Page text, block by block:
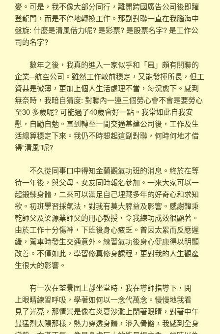
憂。可是，我不像大部分同行，離開跨國廣告公司後即躍
登龍門，而是不停地轉換工作。那副對聯一直在我腦海中
盤旋: 什麼是清風借力呢? 是彩票? 是股票名字? 是工作公
司的名字?
數年之後，我真的進入一家似乎和「風」頗有關聯的
企業─航空公司。雖然工作較前穩定，又能發揮所長，但工
資甚是微薄，更加上個人生活處理不當，每況愈下。感到
無奈時，我暗自猜度: 對聯內一連三個勞心會不會是要勞心
至30 多歲呢? 可能過了40歲會好一點。我常如此自我安
慰，自勵自勉。直到轉至一間交通基建公司後，工作及生
活總算穩定下來。我仍不時想起這副對聯，何時何地才借
得“清風”呢?
不久從同事口中得知金蘭觀氣功班的消息。終於在等
待一年後，與父母、女友同時報名參加。一來大家可以一
起鍛練身體，二來可以滿足自己埋藏多年的好奇心和求知
欲。初班學習採氣法，對我有莫大脾益及影響。感謝韓秉
乾師父及梁源業師父的用心教授，令我練功成效很顯著。
由於工作十分傷神，下班後身心疲乏。曾因太累而反應遲
緩，駕車時發生交通意外。練習氣功後身心健康得以明顯
改善。不僅如此，學習修真修身課程，更對我的人生觀產
生很大的影響。
有一次在荃景圍上靜坐堂時，我在導師指導下，閉
上眼睛練習呼吸，學著如何以一念代萬念。慢慢地我看
見了光亮，那情景是像在炎夏沙灘上閉著眼睛，對著中午
最猛烈太陽那樣，熱力穿透身體，滲入骨骼，我感到全身